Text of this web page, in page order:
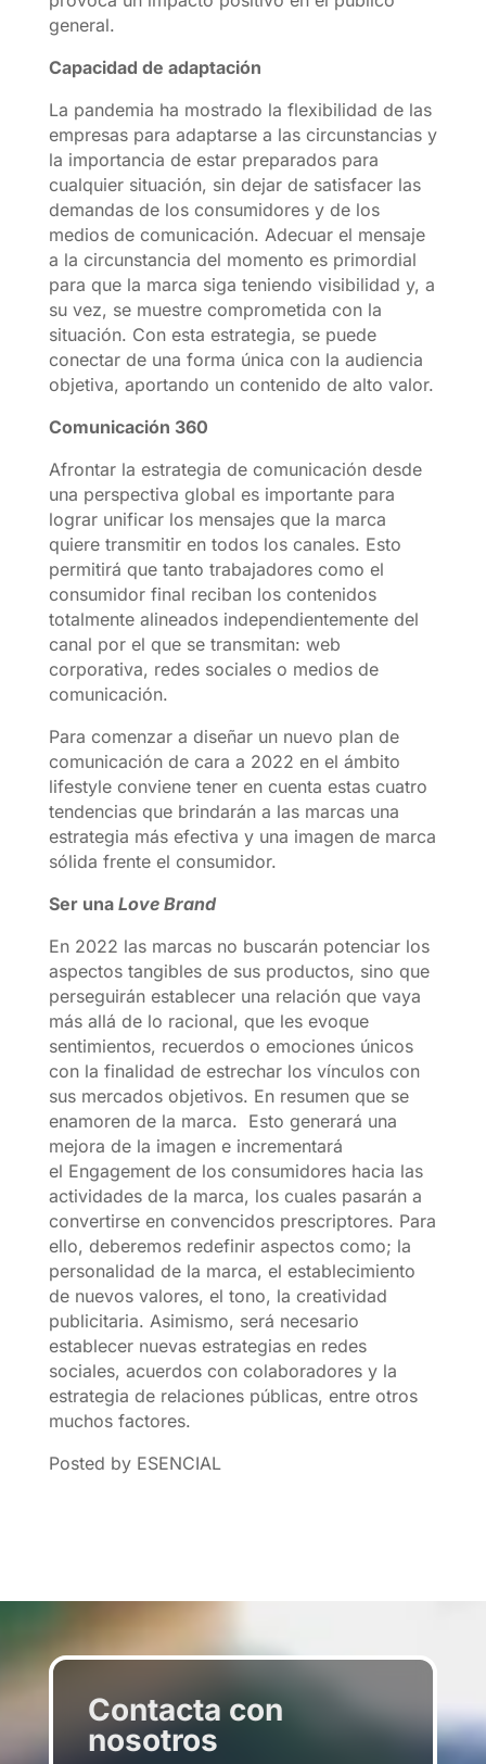
general.
Capacidad de adaptación
La pandemia ha mostrado la flexibilidad de las
empresas para adaptarse a las circunstancias y
la importancia de estar preparados para
cualquier situación, sin dejar de satisfacer las
demandas de los consumidores y de los
medios de comunicación. Adecuar el mensaje
a la circunstancia del momento es primordial
para que la marca siga teniendo visibilidad y, a
su vez, se muestre comprometida con la
situación. Con esta estrategia, se puede
conectar de una forma única con la audiencia
objetiva, aportando un contenido de alto valor.
Comunicación 360
Afrontar la estrategia de comunicación desde
una perspectiva global es importante para
lograr unificar los mensajes que la marca
quiere transmitir en todos los canales. Esto
permitirá que tanto trabajadores como el
consumidor final reciban los contenidos
totalmente alineados independientemente del
canal por el que se transmitan: web
corporativa, redes sociales o medios de
comunicación.
Para comenzar a diseñar un nuevo plan de
comunicación de cara a 2022 en el ámbito
lifestyle conviene tener en cuenta estas cuatro
tendencias que brindarán a las marcas una
estrategia más efectiva y una imagen de marca
sólida frente el consumidor.
Ser una Love Brand
En 2022 las marcas no buscarán potenciar los
aspectos tangibles de sus productos, sino que
perseguirán establecer una relación que vaya
más allá de lo racional, que les evoque
sentimientos, recuerdos o emociones únicos
con la finalidad de estrechar los vínculos con
sus mercados objetivos. En resumen que se
enamoren de la marca. Esto generará una
mejora de la imagen e incrementará
el Engagement de los consumidores hacia las
actividades de la marca, los cuales pasarán a
convertirse en convencidos prescriptores. Para
ello, deberemos redefinir aspectos como; la
personalidad de la marca, el establecimiento
de nuevos valores, el tono, la creatividad
publicitaria. Asimismo, será necesario
establecer nuevas estrategias en redes
sociales, acuerdos con colaboradores y la
estrategia de relaciones públicas, entre otros
muchos factores.
Posted by ESENCIAL
Contacta con
nosotros